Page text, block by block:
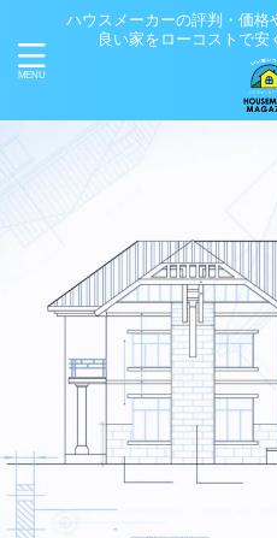
ハウスメーカーの評判・価格
良い家をローコストで安